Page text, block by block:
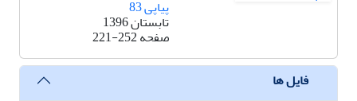
پیاپی 83
تابستان 1396
صفحه221-252
فایل ها